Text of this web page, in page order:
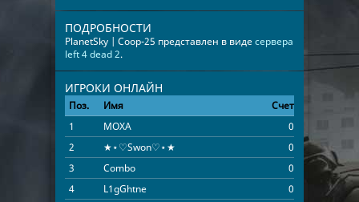
ПОДРОБНОСТИ
PlanetSky | Coop-25 представлен в видесервера
left 4 dead 2.
ИГРОКИ ОНЛАЙН
Поз. Имя Счет
1
МОХA 0
2
★⋆♡Swon♡⋆★ 0 03:42:17
3
Combo 0 01:29:49
4
L1gGhtne 0 01:20:13